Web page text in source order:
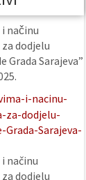
načinu
dodjelu
Grada Sarajeva”
i-nacinu-
za-dodjelu-
Sarajeva-
načinu
dodjelu